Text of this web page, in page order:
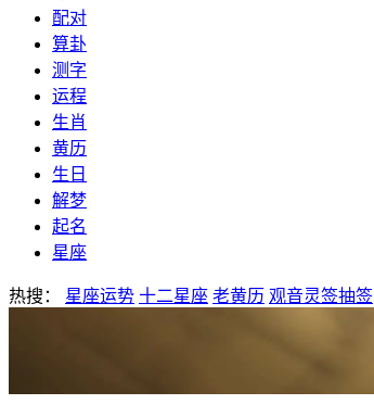
配对
算卦
测字
运程
生肖
黄历
生日
解梦
起名
星座
热搜： 星座运势 十二星座 老黄历 观音灵签抽签